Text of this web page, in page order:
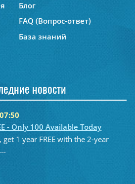
Блог
FAQ (Вопрос-ответ)
База знаний
новости
- Only 100 Available Today
1 year FREE with the 2-year